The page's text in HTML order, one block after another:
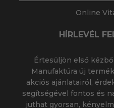
Online
HÍRLEVÉL
Értesüljön első
Manufaktúra új
akciós ajánlatairól,
segítségével fontos és
juthat gyorsan,